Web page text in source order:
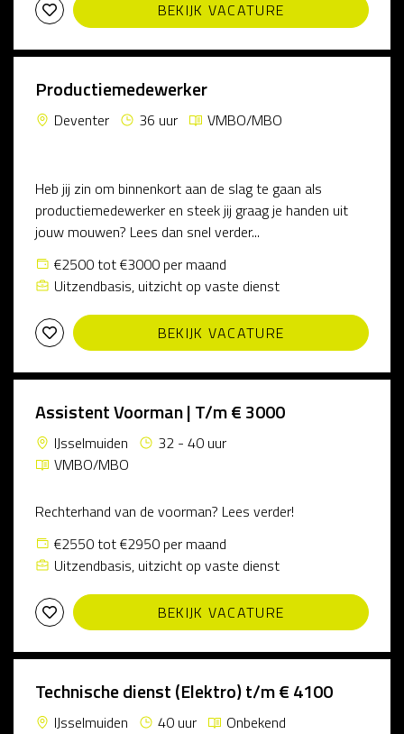
BEKIJK VACATURE
Productiemedewerker
Deventer 36 uur VMBO/MBO
Heb jij zin om binnenkort aan de slag te gaan als
productiemedewerker en steek jij graag je handen uit
jouw mouwen? Lees dan snel verder...
€2500 tot €3000 per maand
Uitzendbasis, uitzicht op vaste dienst
BEKIJK VACATURE
Assistent Voorman | T/m € 3000
IJsselmuiden
32 - 40 uur
VMBO/MBO
Rechterhand van de voorman? Lees verder!
€2550 tot €2950 per maand
Uitzendbasis, uitzicht op vaste dienst
BEKIJK VACATURE
Technische dienst (Elektro) t/m € 4100
IJsselmuiden 40 uur Onbekend